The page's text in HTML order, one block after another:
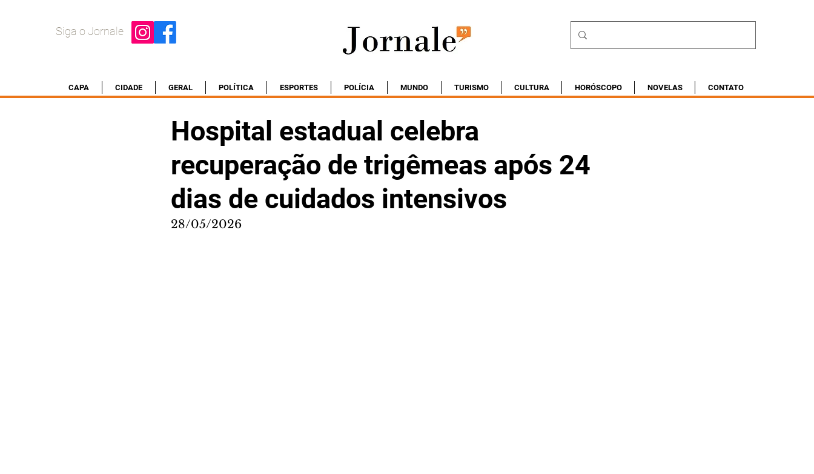
Siga o Jornale
CAPA CIDADE GERAL POLÍTICA ESPORTES POLÍCIA MUNDO TURISMO CULTURA HORÓSCOPO NOVELAS CONTATO
Hospital estadual celebra
recuperação de trigêmeas após 24
dias de cuidados intensivos
28/05/2026